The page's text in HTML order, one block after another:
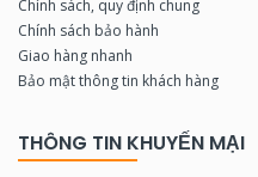
Chính sách, quy định chung
Chính sách bảo hành
Giao hàng nhanh
Bảo mật thông tin khách hàng
THÔNG TIN KHUYẾN MẠI